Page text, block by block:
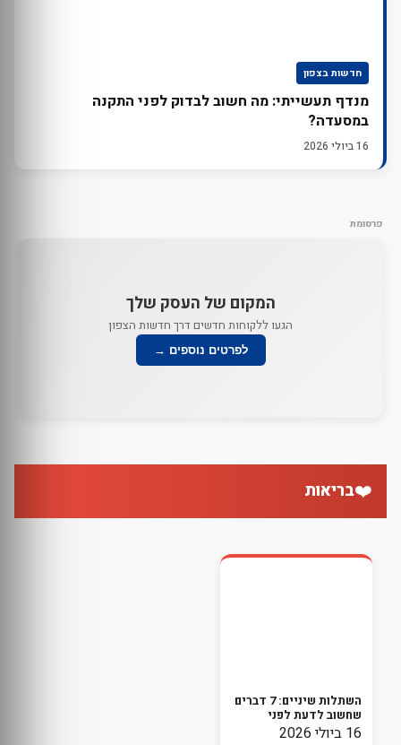
חדשות בצפון
מנדף תעשייתי: מה חשוב לבדוק לפני התקנה
במסעדה?
16 ביולי 2026
פרסומת
המקום של העסק שלך
הגעו ללקוחות חדשים דרך חדשות הצפון
לפרטים נוספים →
❤️בריאות
השתלות שיניים: 7 דברים
שחשוב לדעת לפני
שמתחילים בתהליך
16 ביולי 2026